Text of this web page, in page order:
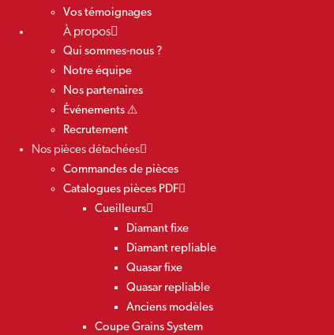
Vos témoignages
À propos
Qui sommes-nous ?
Notre équipe
Nos partenaires
Événements ⚠️
Recrutement
Nos pièces détachées
Commandes de pièces
Catalogues pièces PDF
Cueilleurs
Diamant fixe
Diamant repliable
Quasar fixe
Quasar repliable
Anciens modèles
Coupe Grains System